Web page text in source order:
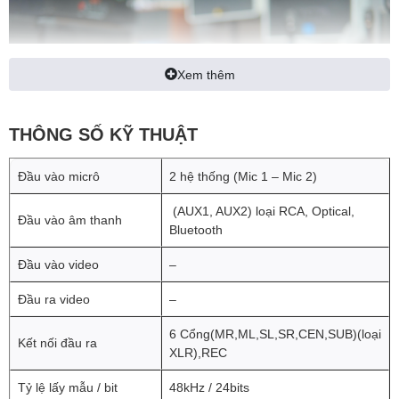
– Mặt trước thiết bị là màn hình LED, hệ thống núm
vặn, nút điều chỉnh với nhiều chú thích rõ ràng và chi
tiết thích hợp cho người dùng. Logo DBacoustic và
tên sản phẩm được thiết kế nổi bật đối xứng tăng độ
nhận diện cho thương hiệu.
– Mặt sau là hệ thống cổng kết nối đa dạng cùng
những thông số kỹ thuật cơ bản thuận tiện cho người
Xem thêm
THÔNG SỐ KỸ THUẬT
Đầu vào micrô 2 hệ thống (Mic 1 – Mic 2)
Đầu vào âm thanh
(AUX1, AUX2) loại RCA, Optical,
Bluetooth
Đầu vào video –
Đầu ra video –
Kết nối đầu ra
6 Cổng(MR,ML,SL,SR,CEN,SUB)(loại
XLR),REC
Tỷ lệ lấy mẫu / bit 48kHz / 24bits